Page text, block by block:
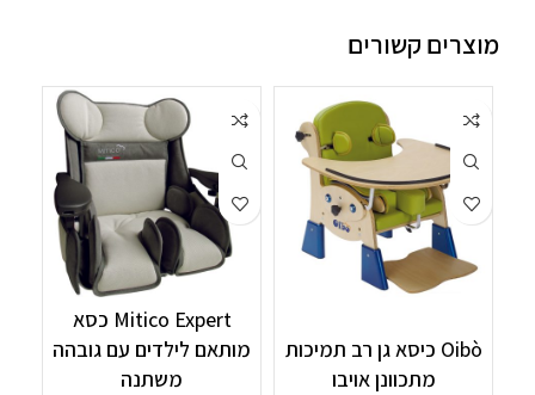
מוצרים קשורים
Oibò כיסא גן רב תמיכות
מתכוונן אויבו
Mitico Expert כסא
מותאם לילדים עם גובהה
משתנה